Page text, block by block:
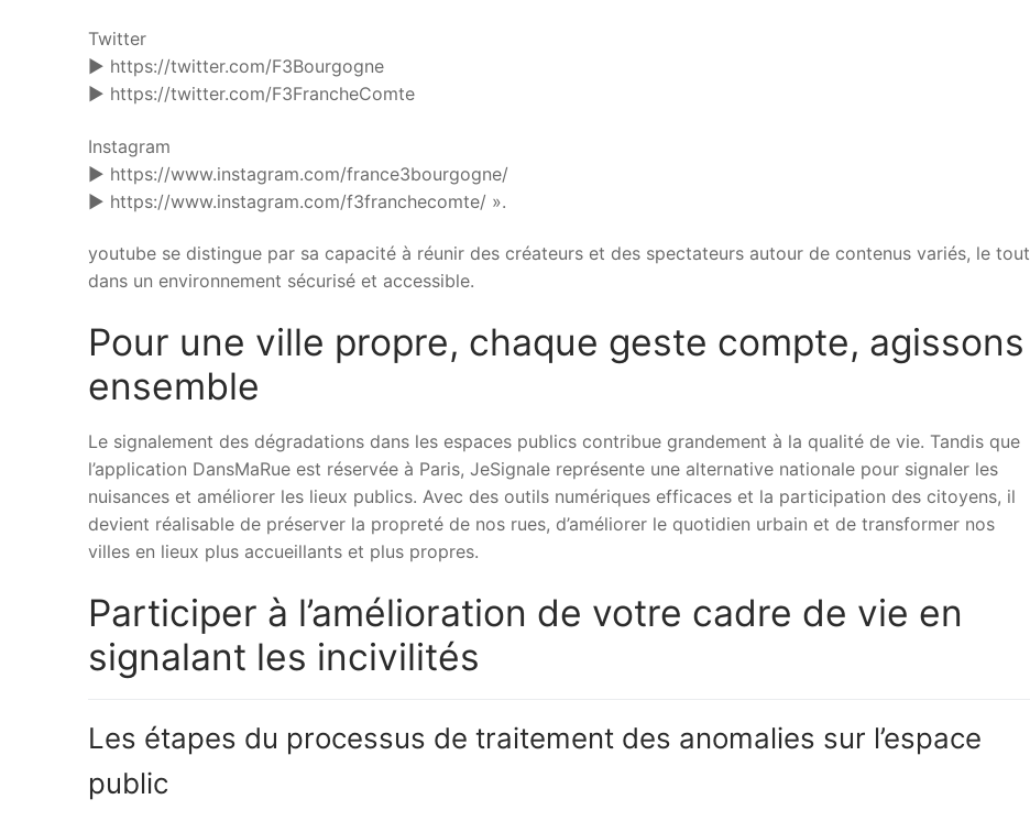
Twitter
► https://twitter.com/F3Bourgogne
► https://twitter.com/F3FrancheComte
Instagram
► https://www.instagram.com/france3bourgogne/
► https://www.instagram.com/f3franchecomte/ ».
youtube se distingue par sa capacité à réunir des créateurs et des spectateurs autour de contenus variés, le tout
dans un environnement sécurisé et accessible.
Pour une ville propre, chaque geste compte, agissons
ensemble
Le signalement des dégradations dans les espaces publics contribue grandement à la qualité de vie. Tandis que
l’application DansMaRue est réservée à Paris, JeSignale représente une alternative nationale pour signaler les
nuisances et améliorer les lieux publics. Avec des outils numériques efficaces et la participation des citoyens, il
devient réalisable de préserver la propreté de nos rues, d’améliorer le quotidien urbain et de transformer nos
villes en lieux plus accueillants et plus propres.
Participer à l’amélioration de votre cadre de vie en
signalant les incivilités
Les étapes du processus de traitement des anomalies sur l’espace
public